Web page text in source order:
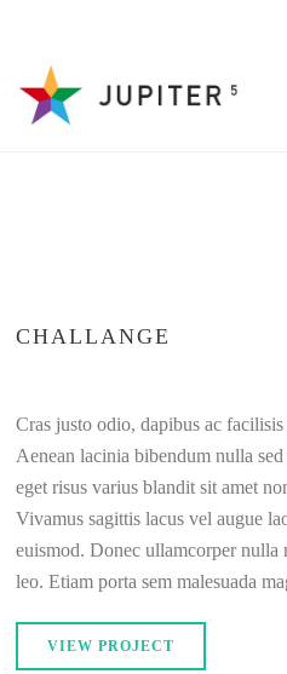
CHALLANGE
Cras justo odio, dapibus ac
Aenean lacinia bibendum nulla
eget risus varius blandit sit amet
Vivamus sagittis lacus vel augue
euismod. Donec ullamcorper nulla
leo. Etiam porta sem malesuada
VIEW PROJECT